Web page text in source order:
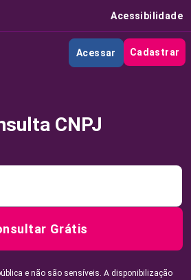
Acessibilidade
Acessar Cadastrar
CNPJ
Grátis
e não são sensíveis. A disponibilização